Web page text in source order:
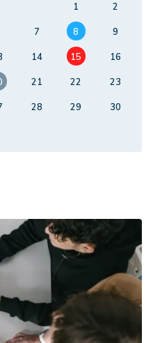
1
2
7 8
9
14 15
16
21 22
23
28 29
30